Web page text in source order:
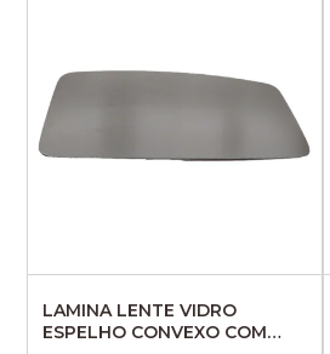
LAMINA LENTE VIDRO
ESPELHO CONVEXO COM